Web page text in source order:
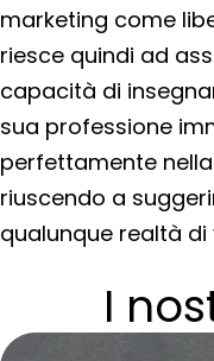
marketing come
riesce quindi ad
capacità di
sua professione
perfettamente
riuscendo a
qualunque realtà di
I